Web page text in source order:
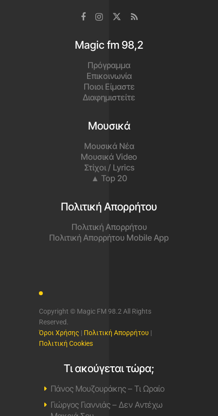
Magic fm 98,2
Πρόγραμμα
Επικοινωνία
Ποιοι Είμαστε
Διαφημιστείτε
Μουσικά
Μουσικά Νέα
Μουσικά Video
Στίχοι / Lyrics
▲ Top 20
Πολιτική Απορρήτου
Πολιτική Απορρήτου
Πολιτική Απορρήτου Mobile App
Copyright © Magic FM 98.2 All Rights
Reserved.
Όροι Χρήσης | Πολιτική Απορρήτου |
Πολιτική Cookies
Τι ακούγεται τώρα;
Πάνος Μουζουράκης – Τι Ωραίο
Γιώργος Γιαννιάς – Δεν Αντέχω